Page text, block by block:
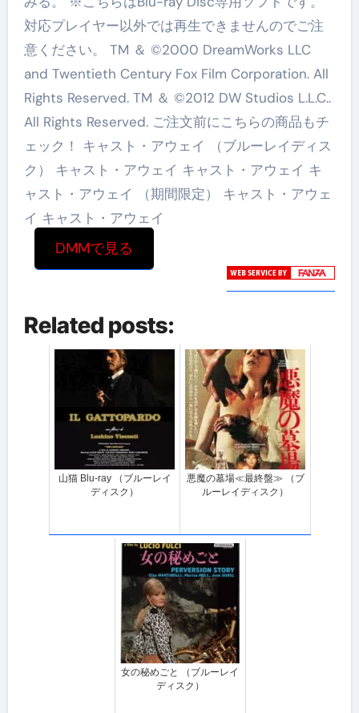
対応プレイヤー以外では再生できませんのでご注
意ください。 TM ＆ ©2000 DreamWorks LLC
and Twentieth Century Fox Film Corporation. All
Rights Reserved. TM ＆ ©2012 DW Studios L.L.C..
All Rights Reserved. ご注文前にこちらの商品もチ
ェック！ キャスト・アウェイ （ブルーレイディス
ク） キャスト・アウェイ キャスト・アウェイ キ
ャスト・アウェイ （期間限定） キャスト・アウェ
イ キャスト・アウェイ
DMMで見る
Related posts:
山猫 Blu-ray （ブルーレイ
ディスク）
悪魔の墓場≪最終盤≫ （ブ
ルーレイディスク）
女の秘めごと （ブルーレイ
ディスク）